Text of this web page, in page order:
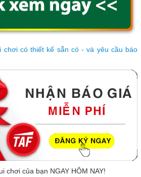
chơi có thiết kế sẵn có - và yêu cầu báo
chơi của bạn NGAY HÔM NAY!